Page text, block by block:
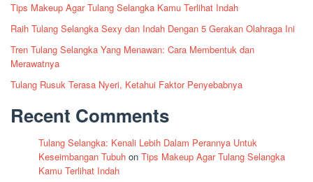
Tips Makeup Agar Tulang Selangka Kamu Terlihat Indah
Raih Tulang Selangka Sexy dan Indah Dengan 5 Gerakan Olahraga Ini
Tren Tulang Selangka Yang Menawan: Cara Membentuk dan
Merawatnya
Tulang Rusuk Terasa Nyeri, Ketahui Faktor Penyebabnya
Recent Comments
Tulang Selangka: Kenali Lebih Dalam Perannya Untuk
Keseimbangan Tubuh on Tips Makeup Agar Tulang Selangka
Kamu Terlihat Indah